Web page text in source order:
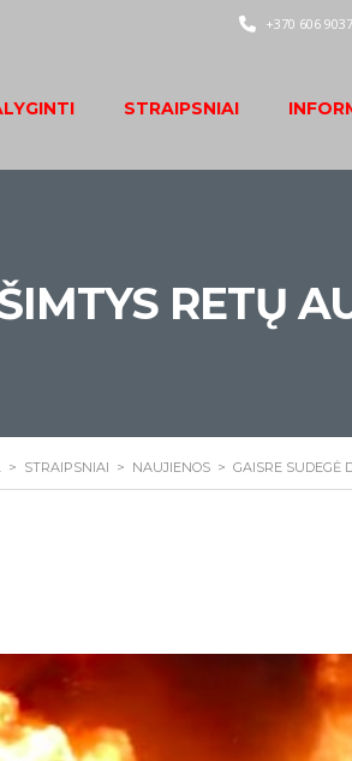
+370 606
STRAIPSNIAI
RETŲ
> STRAIPSNIAI > NAUJIENOS > GAISRE SUDEGĖ